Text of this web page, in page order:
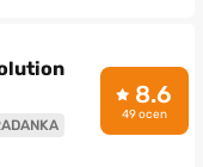
8.6
49 ocen